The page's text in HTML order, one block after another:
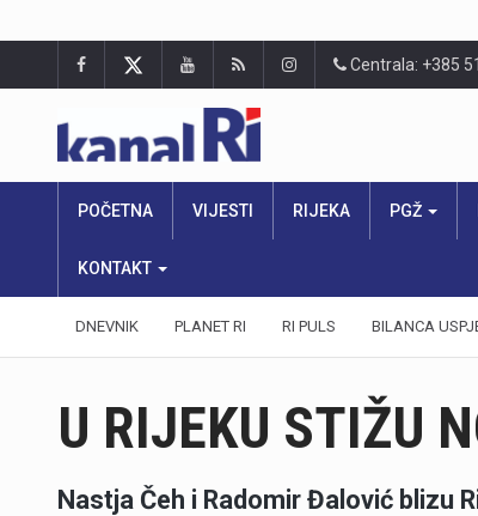
Centrala: +385
POČETNA VIJESTI RIJEKA PGŽ
KONTAKT
DNEVNIK PLANET RI RI PULS BILANCA
U RIJEKU STIŽU
Nastja Čeh i Radomir Đalović blizu